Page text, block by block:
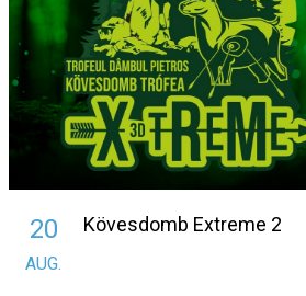
20
AUG.
Kövesdomb Extreme 2